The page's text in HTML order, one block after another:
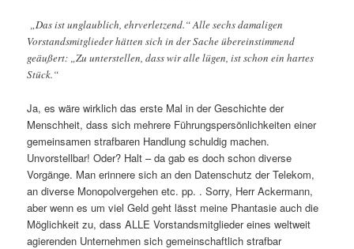
„Das ist unglaublich, ehrverletzend.“ Alle sechs damaligen
Vorstandsmitglieder hätten sich in der Sache übereinstimmend
geäußert: „Zu unterstellen, dass wir alle lügen, ist schon ein hartes
Stück.“
Ja, es wäre wirklich das erste Mal in der Geschichte der
Menschheit, dass sich mehrere Führungspersönlichkeiten einer
gemeinsamen strafbaren Handlung schuldig machen.
Unvorstellbar! Oder? Halt – da gab es doch schon diverse
Vorgänge. Man erinnere sich an den Datenschutz der Telekom,
an diverse Monopolvergehen etc. pp. . Sorry, Herr Ackermann,
aber wenn es um viel Geld geht lässt meine Phantasie auch die
Möglichkeit zu, dass ALLE Vorstandsmitglieder eines weltweit
agierenden Unternehmen sich gemeinschaftlich strafbar